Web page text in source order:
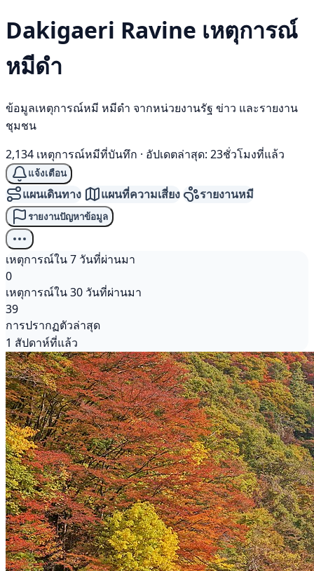
Dakigaeri Ravine เหตุการณ์
หมีดำ
ข้อมูลเหตุการณ์หมี หมีดำ จากหน่วยงานรัฐ ข่าว และรายงาน
ชุมชน
2,134 เหตุการณ์หมีที่บันทึก · อัปเดตล่าสุด: 23ชั่วโมงที่แล้ว
แจ้งเตือน
แผนเดินทาง แผนที่ความเสี่ยง รายงานหมี
รายงานปัญหาข้อมูล
เหตุการณ์ใน 7 วันที่ผ่านมา
0
เหตุการณ์ใน 30 วันที่ผ่านมา
39
การปรากฏตัวล่าสุด
1 สัปดาห์ที่แล้ว